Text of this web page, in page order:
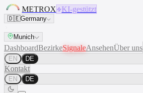
METROX KI-gestützt
🇩🇪Germany
Munich
DashboardBezirkeSignaleAnsehenÜber uns
EN DE
Kontakt
EN DE